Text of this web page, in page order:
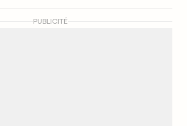
PUBLICITÉ